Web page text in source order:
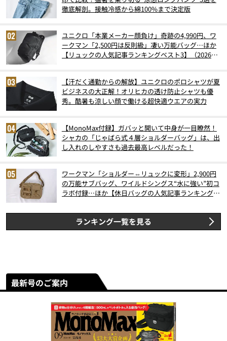
徹底解剖。接触冷感から綿100%まで決定版
ユニクロ「本業メーカー顔負け」奇跡の4,990円、ワ
ークマン「2,500円は反則級」凄い万能バッグ…ほか
【リュックの人気記事ランキングベスト3】（2026年
【汗だく通勤からの解放】ユニクロのポロシャツが夏
ビジネスの大正解！オリヒカの透け防止シャツも優
秀。酷暑も涼しい顔で働ける超快適ウエアの実力
【MonoMax付録】ガバッと開いて中身が一目瞭然！
シャカの「じゃばら式４層ショルダーバッグ」は、出
し入れのしやすさも過去最高レベルだった！
ワークマン「ショルダー⇔リュックに変形」2,900円
の万能サブバッグ、ワイルドシングス“水に強い”初コ
ラボ付録…ほか【休日バッグの人気記事ランキングベ
ランキング一覧を見る
最新号のご案内